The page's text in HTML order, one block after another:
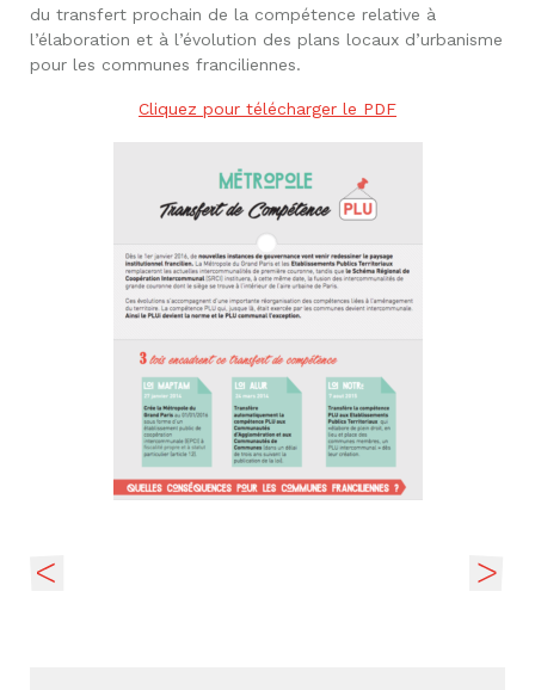
du transfert prochain de la compétence relative à
l’élaboration et à l’évolution des plans locaux d’urbanisme
pour les communes franciliennes.
Cliquez pour télécharger le PDF